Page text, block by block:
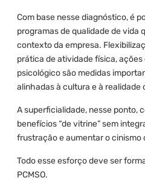
Com base nesse diagnóstico, é
programas de qualidade de vida
contexto da empresa.
prática de atividade física,
psicológico são medidas
alinhadas à cultura e à realidade
A superficialidade, nesse ponto,
benefícios “de vitrine” sem
frustração e aumentar o cinismo
Todo esse esforço deve ser
PCMSO.